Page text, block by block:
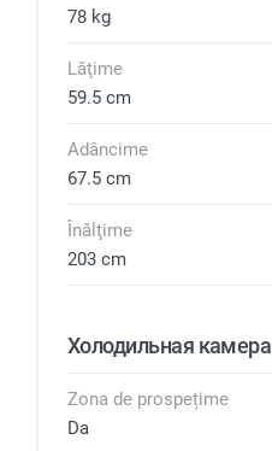
78 kg
Lăţime
59.5 cm
Adâncime
67.5 cm
Înălţime
203 cm
Холодильная камера
Zona de prospețime
Da